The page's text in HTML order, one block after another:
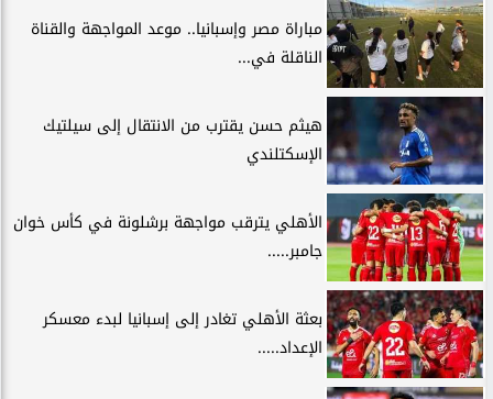
مباراة مصر وإسبانيا.. موعد المواجهة والقناة
الناقلة في...
هيثم حسن يقترب من الانتقال إلى سيلتيك
الإسكتلندي
الأهلي يترقب مواجهة برشلونة في كأس خوان
جامبر.....
بعثة الأهلي تغادر إلى إسبانيا لبدء معسكر
الإعداد.....